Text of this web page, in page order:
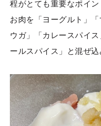
程がとても重要なポイン
お肉を「ヨーグルト」
ウガ」「カレースパイ
ールスパイス」と混ぜ込